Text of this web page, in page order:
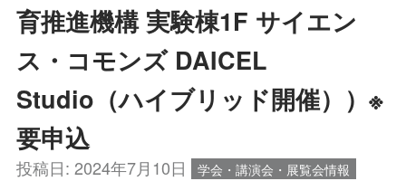
育推進機構 実験棟1F サイエン
ス・コモンズ DAICEL
Studio（ハイブリッド開催））※
要申込
投稿日: 2024年7月10日 学会・講演会・展覧会情報